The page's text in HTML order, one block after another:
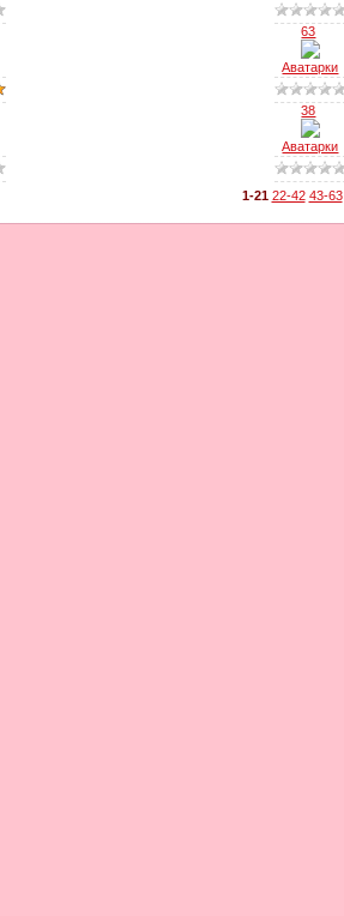
63
Аватарки
38
Аватарки
1-21 22-42 43-63